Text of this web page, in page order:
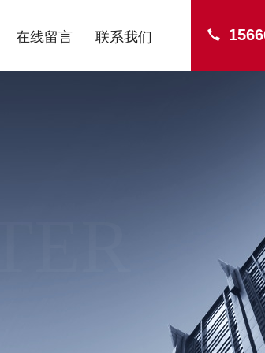
在线留言 联系我们